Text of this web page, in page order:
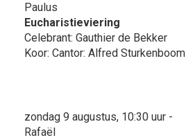
Paulus
Eucharistieviering
Celebrant: Gauthier de Bekker
Koor: Cantor: Alfred Sturkenboom
zondag 9 augustus, 10:30 uur -
Rafaël